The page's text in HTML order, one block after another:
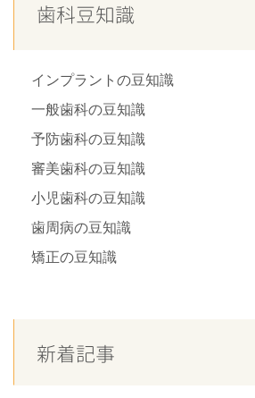
歯科豆知識
インプラントの豆知識
一般歯科の豆知識
予防歯科の豆知識
審美歯科の豆知識
小児歯科の豆知識
歯周病の豆知識
矯正の豆知識
新着記事